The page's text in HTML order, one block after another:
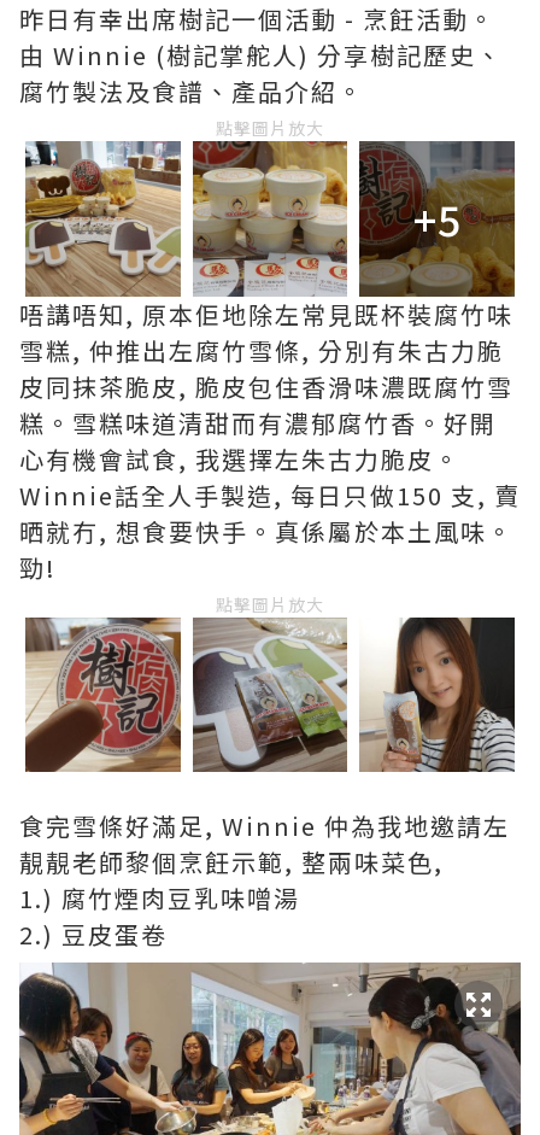
昨日有幸出席樹記一個活動 - 烹飪活動。
由 Winnie (樹記掌舵人) 分享樹記歷史、
腐竹製法及食譜、產品介紹。
點擊圖片放大
+5
唔講唔知, 原本佢地除左常見既杯裝腐竹味
雪糕, 仲推出左腐竹雪條, 分別有朱古力脆
皮同抹茶脆皮, 脆皮包住香滑味濃既腐竹雪
糕。雪糕味道清甜而有濃郁腐竹香。好開
心有機會試食, 我選擇左朱古力脆皮。
Winnie話全人手製造, 每日只做150 支, 賣
晒就冇, 想食要快手。真係屬於本土風味。
勁!
點擊圖片放大
食完雪條好滿足, Winnie 仲為我地邀請左
靚靚老師黎個烹飪示範, 整兩味菜色,
1.) 腐竹煙肉豆乳味噌湯
2.) 豆皮蛋卷